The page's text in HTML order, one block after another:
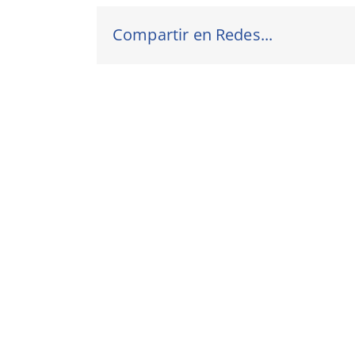
Compartir en Redes...